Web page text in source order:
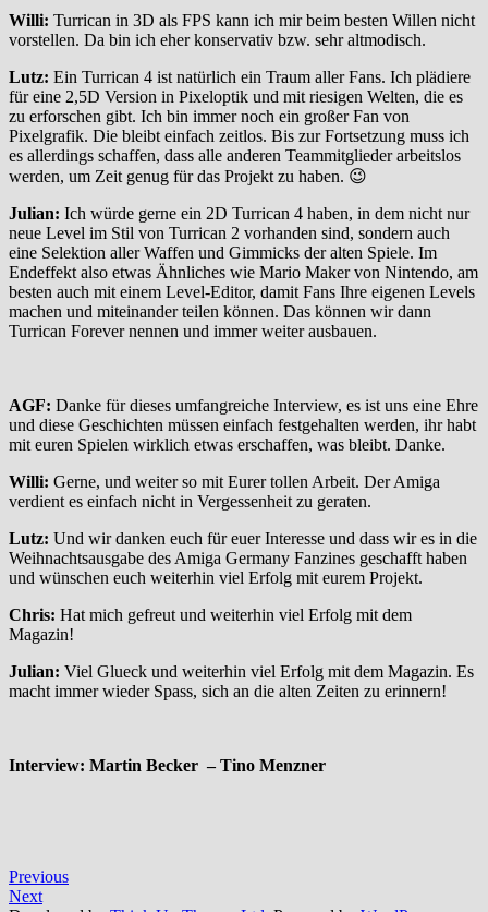
Willi: Turrican in 3D als FPS kann ich mir beim besten Willen nicht
vorstellen. Da bin ich eher konservativ bzw. sehr altmodisch.
Lutz: Ein Turrican 4 ist natürlich ein Traum aller Fans. Ich plädiere
für eine 2,5D Version in Pixeloptik und mit riesigen Welten, die es
zu erforschen gibt. Ich bin immer noch ein großer Fan von
Pixelgrafik. Die bleibt einfach zeitlos. Bis zur Fortsetzung muss ich
es allerdings schaffen, dass alle anderen Teammitglieder arbeitslos
werden, um Zeit genug für das Projekt zu haben. 😉
Julian: Ich würde gerne ein 2D Turrican 4 haben, in dem nicht nur
neue Level im Stil von Turrican 2 vorhanden sind, sondern auch
eine Selektion aller Waffen und Gimmicks der alten Spiele. Im
Endeffekt also etwas Ähnliches wie Mario Maker von Nintendo, am
besten auch mit einem Level-Editor, damit Fans Ihre eigenen Levels
machen und miteinander teilen können. Das können wir dann
Turrican Forever nennen und immer weiter ausbauen.
AGF: Danke für dieses umfangreiche Interview, es ist uns eine Ehre
und diese Geschichten müssen einfach festgehalten werden, ihr habt
mit euren Spielen wirklich etwas erschaffen, was bleibt. Danke.
Willi: Gerne, und weiter so mit Eurer tollen Arbeit. Der Amiga
verdient es einfach nicht in Vergessenheit zu geraten.
Lutz: Und wir danken euch für euer Interesse und dass wir es in die
Weihnachtsausgabe des Amiga Germany Fanzines geschafft haben
und wünschen euch weiterhin viel Erfolg mit eurem Projekt.
Chris: Hat mich gefreut und weiterhin viel Erfolg mit dem
Magazin!
Julian: Viel Glueck und weiterhin viel Erfolg mit dem Magazin. Es
macht immer wieder Spass, sich an die alten Zeiten zu erinnern!
Interview: Martin Becker – Tino Menzner
Previous
Next